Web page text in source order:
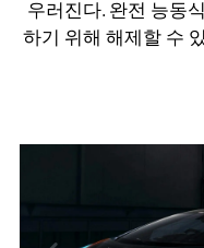
우러진다. 완전 능동
하기 위해 해제할 수